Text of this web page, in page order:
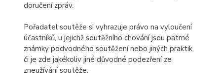
doručení zpráv.
Pořadatel soutěže si vyhrazuje právo na vyloučení
účastníků, u jejichž soutěžního chování jsou patrné
známky podvodného soutěžení nebo jiných praktik,
či je zde jakékoliv jiné důvodné podezření ze
zneužívání soutěže.